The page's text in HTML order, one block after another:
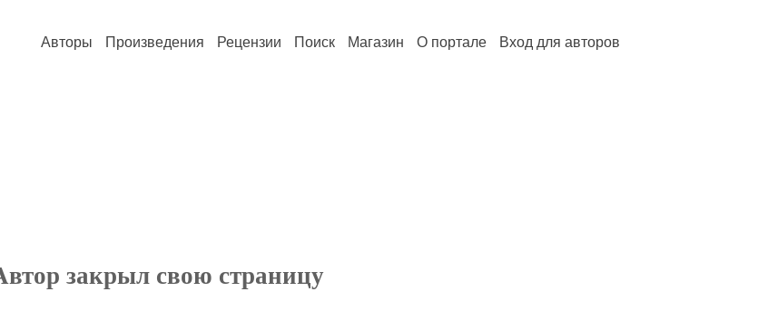
Авторы Произведения Рецензии Поиск Магазин О портале Вход для авторов
закрыл свою страницу